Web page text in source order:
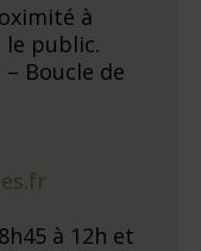
à
le public.
– Boucle de
à 12h et